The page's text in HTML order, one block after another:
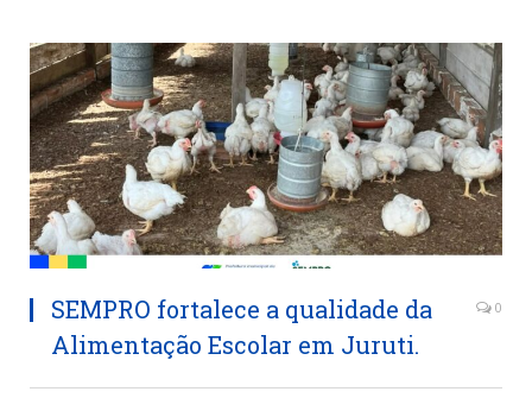
SEMPRO fortalece a qualidade da
Alimentação Escolar em Juruti.
0